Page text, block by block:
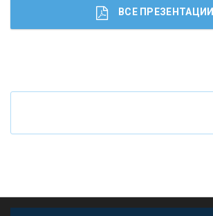
Что будет с наличными деньгами
ВСЕ ПРЕЗЕНТАЦИИ